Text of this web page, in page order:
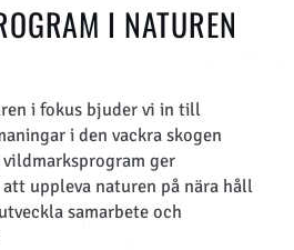
I NATUREN
i fokus bjuder vi in till
i den vackra skogen
ger
uppleva naturen på nära håll
samarbete och